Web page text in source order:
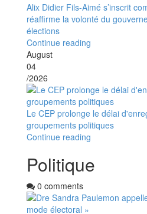
Alix Didier Fils-Aimé s’inscrit
réaffirme la volonté du
élections
Continue reading
August
04
/2026
Le CEP prolonge le délai
groupements politiques
Continue reading
Politique
0 comments